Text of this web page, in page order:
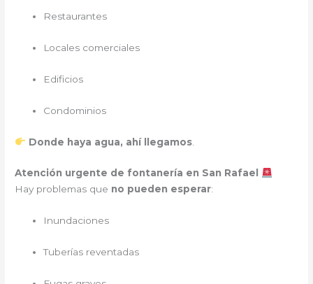
Restaurantes
Locales comerciales
Edificios
Condominios
Donde haya agua, ahí llegamos.
Atención urgente de fontanería en San Rafael
Hay problemas que no pueden esperar:
Inundaciones
Tuberías reventadas